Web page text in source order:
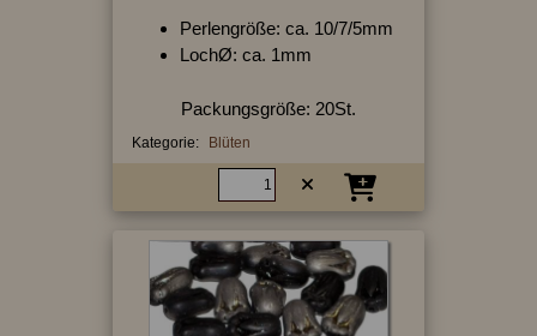
Perlengröße: ca. 10/7/5mm
LochØ: ca. 1mm
Packungsgröße: 20St.
Kategorie: Blüten